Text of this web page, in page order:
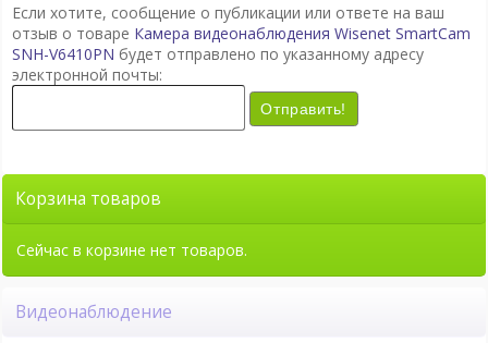
Если хотите, сообщение о публикации или ответе на ваш
отзыв о товаре Камера видеонаблюдения Wisenet SmartCam
SNH-V6410PN будет отправлено по указанному адресу
электронной почты:
Отправить!
Корзина товаров
Сейчас в корзине нет товаров.
Видеонаблюдение